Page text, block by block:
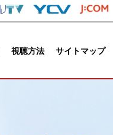
視聴方法 サイトマップ